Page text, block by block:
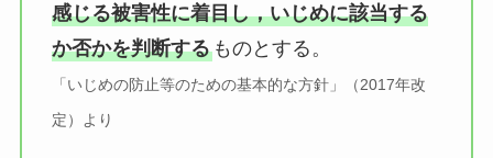
感じる被害性に着目し，いじめに該当する
か否かを判断するものとする。
「いじめの防止等のための基本的な方針」（2017年改
定）より